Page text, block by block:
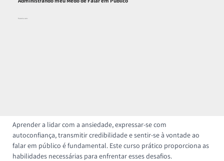
Parceria com:
Aprender a lidar com a ansiedade, expressar-se com
autoconfiança, transmitir credibilidade e sentir-se à vontade ao
falar em público é fundamental. Este curso prático proporciona as
habilidades necessárias para enfrentar esses desafios.